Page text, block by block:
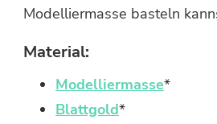
Modelliermasse basteln
Material:
Modelliermasse*
Blattgold*